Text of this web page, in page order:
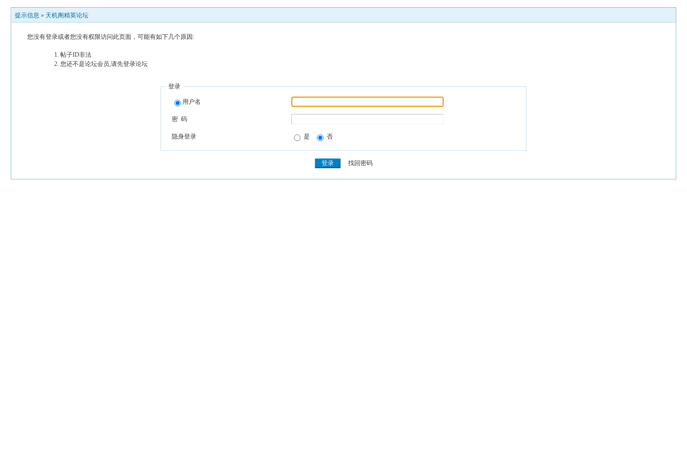
提示信息 » 天机阁精英论坛
您没有登录或者您没有权限访问此页面，可能有如下几个原因:
帖子ID非法
您还不是论坛会员,请先登录论坛
登录
用户名
密 码
隐身登录 是 否
找回密码